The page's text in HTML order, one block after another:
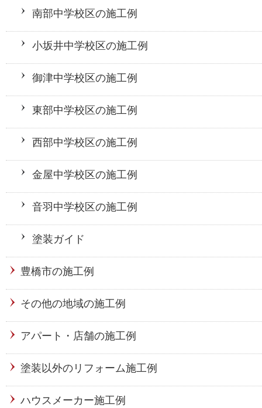
南部中学校区の施工例
小坂井中学校区の施工例
御津中学校区の施工例
東部中学校区の施工例
西部中学校区の施工例
金屋中学校区の施工例
音羽中学校区の施工例
塗装ガイド
豊橋市の施工例
その他の地域の施工例
アパート・店舗の施工例
塗装以外のリフォーム施工例
ハウスメーカー施工例